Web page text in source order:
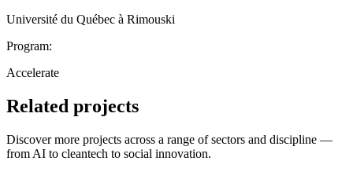
Université du Québec à Rimouski
Program:
Accelerate
Related projects
Discover more projects across a range of sectors and discipline —
from AI to cleantech to social innovation.